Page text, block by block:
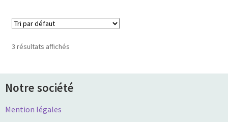
3 résultats affichés
Notre société
Mention légales